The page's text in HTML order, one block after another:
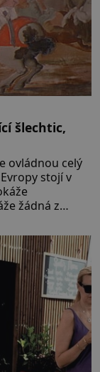
šlechtic,
ovládnou celý
stojí v
žádná z
1223 postupují